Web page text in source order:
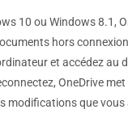
10 ou Windows 8.1,
hors
et accédez au
OneDrive
modifications que